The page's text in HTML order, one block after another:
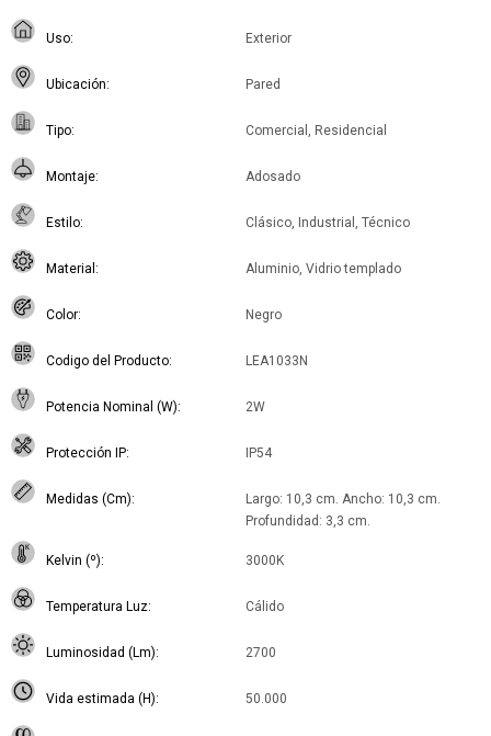
Uso Exterior
Ubicación Pared
Tipo Comercial, Residencial
Montaje Adosado
Estilo Clásico, Industrial, Técnico
Material Aluminio, Vidrio templado
Color Negro
Codigo del Producto LEA1033N
Potencia Nominal (W) 2W
Protección IP IP54
Medidas (Cm)
Largo: 10,3 cm. Ancho: 10,3 cm.
Profundidad: 3,3 cm.
Kelvin (º) 3000K
Temperatura Luz Cálido
Luminosidad (Lm) 2700
Vida estimada (H) 50.000